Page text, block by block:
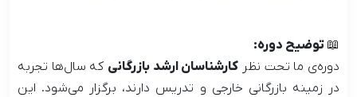
📖 توضیح دوره:
دوره‌ی ما تحت نظر کارشناسان ارشد بازرگانی که سال‌ها تجربه
در زمینه بازرگانی خارجی و تدریس دارند، برگزار می‌شود. این